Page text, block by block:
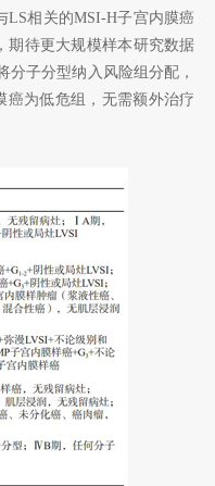
LS相关的MSI-H子宫内膜癌
期待更大规模样本研究数据
分子分型纳入风险组分配，
癌为低危组，无需额外治疗